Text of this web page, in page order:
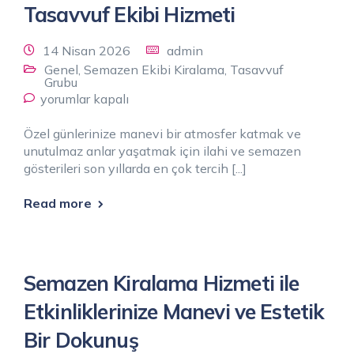
Tasavvuf Ekibi Hizmeti
14 Nisan 2026
admin
Genel Semazen Ekibi Kiralama Tasavvuf
Grubu
yorumlar kapalı
Özel günlerinize manevi bir atmosfer katmak ve
unutulmaz anlar yaşatmak için ilahi ve semazen
gösterileri son yıllarda en çok tercih [...]
Read more
Semazen Kiralama Hizmeti ile
Etkinliklerinize Manevi ve Estetik
Bir Dokunuş